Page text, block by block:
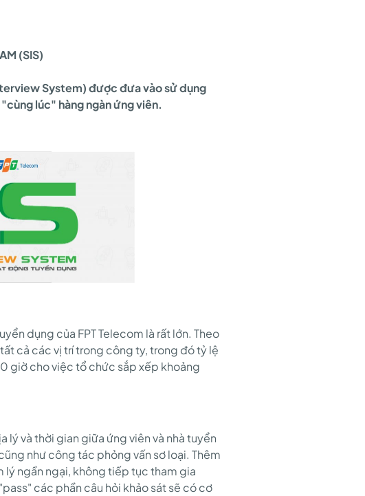
(SIS)
System) được đưa vào sử dụng
lúc" hàng ngàn ứng viên.
dụng của FPT Telecom là rất lớn. Theo
cả các vị trí trong công ty, trong đó tỷ lệ
giờ cho việc tổ chức sắp xếp khoảng
và thời gian giữa ứng viên và nhà tuyển
như công tác phỏng vấn sơ loại. Thêm
lý ngần ngại, không tiếp tục tham gia
các phần câu hỏi khảo sát sẽ có cơ